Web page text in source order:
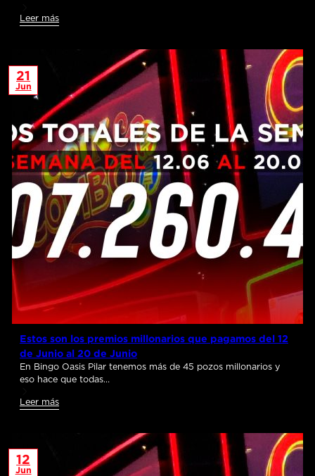
Leer más
21
Jun
Estos son los premios millonarios que pagamos del 12
de Junio al 20 de Junio
En Bingo Oasis Pilar tenemos más de 45 pozos millonarios y
eso hace que todas…
Leer más
12
Jun